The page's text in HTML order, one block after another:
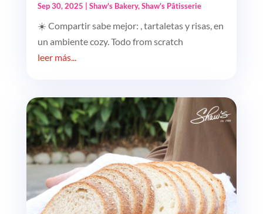
Sep 30, 2025
Shaw's Bakery,Shaw's Pâtisserie
☀️ Compartir sabe mejor: , tartaletas y risas, en
un ambiente cozy. Todo from scratch
leer más...